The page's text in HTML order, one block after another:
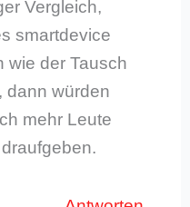
Vergleich,
smartdevice
wie der Tausch
dann würden
mehr Leute